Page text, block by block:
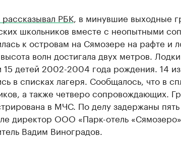
РБК, в минувшие выходные
школьников вместе с неопытными
к островам на Сямозере на рафте и
волн достигала двух метров.
15 детей 2002-2004 года рождения. 14
в списках лагеря. Сообщалось, что в
а также четверо сопровождающих.
в МЧС. По делу задержаны
директор ООО «Парк-отель
Вадим Виноградов.